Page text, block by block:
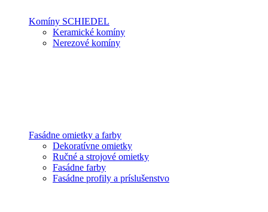
Komíny SCHIEDEL
Keramické komíny
Nerezové komíny
Fasádne omietky a farby
Dekoratívne omietky
Ručné a strojové omietky
Fasádne farby
Fasádne profily a príslušenstvo